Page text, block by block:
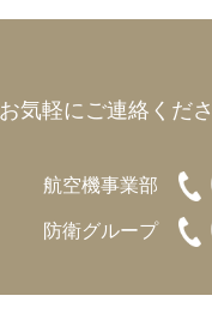
お気軽にご連絡くだ
航空機事業部
防衛グループ